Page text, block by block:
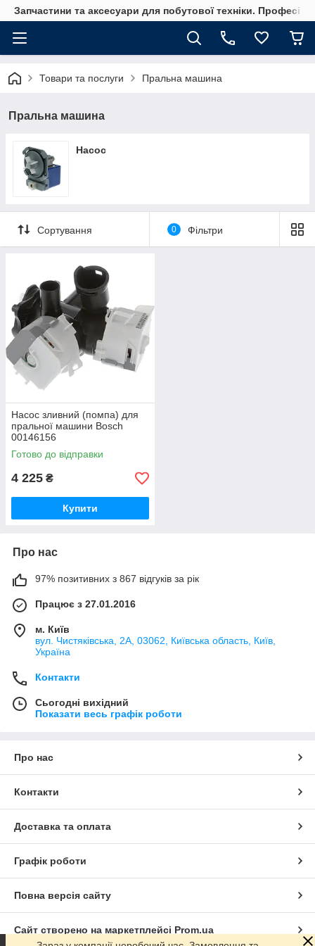
Запчастини та аксесуари для побутової техніки.
Товари та послуги Пральна машина
Пральна машина
Насос
Сортування 0 Фільтри
Насос зливний (помпа) для
пральної машини Bosch
00146156
Готово до відправки
4 225 ₴
Купити
Про нас
97% позитивних з 867 відгуків за рік
Працює з 27.01.2016
м. Київ
вул. Чистяківська, 2А, 03062, Київська область, Київ,
Україна
Контакти
Сьогодні вихідний
Показати весь графік роботи
Про нас
Контакти
Доставка та оплата
Графік роботи
Повна версія сайту
Сайт створено на маркетплейсі Prom.ua